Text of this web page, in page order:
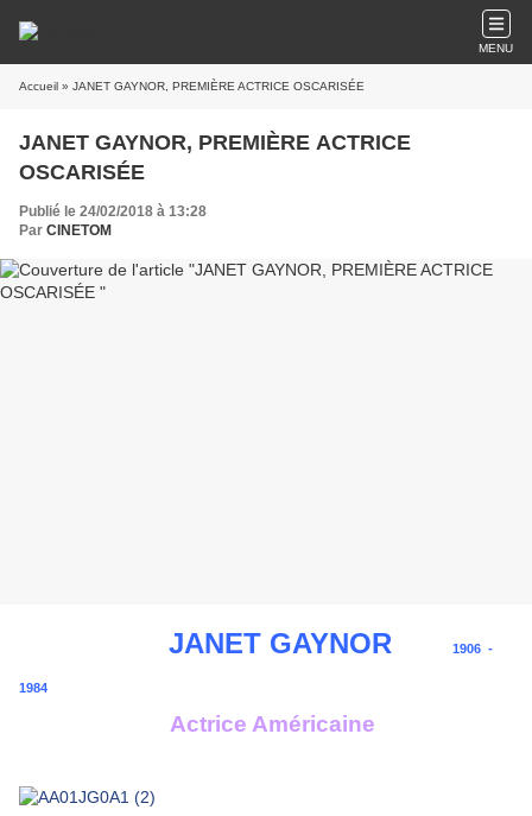
MENU
Accueil » JANET GAYNOR, PREMIÈRE ACTRICE OSCARISÉE
JANET GAYNOR, PREMIÈRE ACTRICE
OSCARISÉE
Publié le 24/02/2018 à 13:28
Par CINETOM
JANET GAYNOR 1906 -
1984
Actrice Américaine